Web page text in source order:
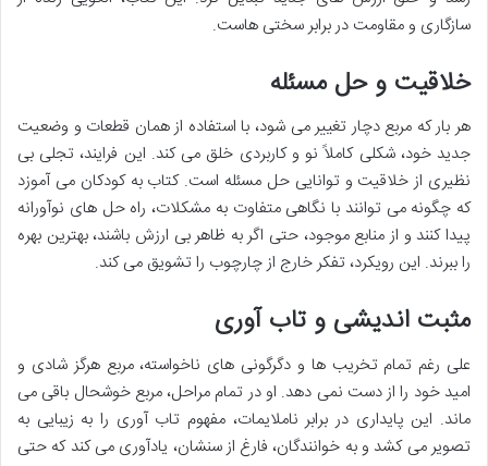
سازگاری و مقاومت در برابر سختی هاست.
خلاقیت و حل مسئله
هر بار که مربع دچار تغییر می شود، با استفاده از همان قطعات و وضعیت
جدید خود، شکلی کاملاً نو و کاربردی خلق می کند. این فرایند، تجلی بی
نظیری از خلاقیت و توانایی حل مسئله است. کتاب به کودکان می آموزد
که چگونه می توانند با نگاهی متفاوت به مشکلات، راه حل های نوآورانه
پیدا کنند و از منابع موجود، حتی اگر به ظاهر بی ارزش باشند، بهترین بهره
را ببرند. این رویکرد، تفکر خارج از چارچوب را تشویق می کند.
مثبت اندیشی و تاب آوری
علی رغم تمام تخریب ها و دگرگونی های ناخواسته، مربع هرگز شادی و
امید خود را از دست نمی دهد. او در تمام مراحل، مربع خوشحال باقی می
ماند. این پایداری در برابر ناملایمات، مفهوم تاب آوری را به زیبایی به
تصویر می کشد و به خوانندگان، فارغ از سنشان، یادآوری می کند که حتی